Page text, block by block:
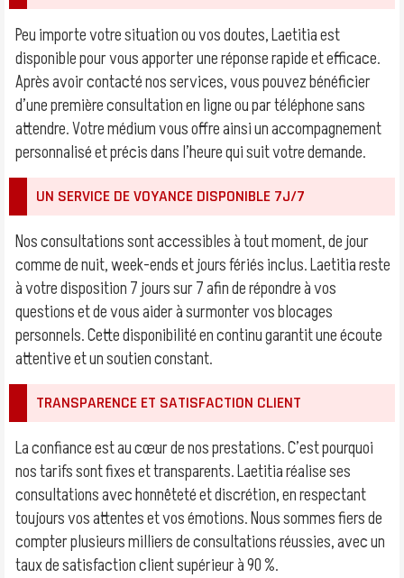
Peu importe votre situation ou vos doutes, Laetitia est
disponible pour vous apporter une réponse rapide et efficace.
Après avoir contacté nos services, vous pouvez bénéficier
d’une première consultation en ligne ou par téléphone sans
attendre. Votre médium vous offre ainsi un accompagnement
personnalisé et précis dans l’heure qui suit votre demande.
UN SERVICE DE VOYANCE DISPONIBLE 7J/7
Nos consultations sont accessibles à tout moment, de jour
comme de nuit, week-ends et jours fériés inclus. Laetitia reste
à votre disposition 7 jours sur 7 afin de répondre à vos
questions et de vous aider à surmonter vos blocages
personnels. Cette disponibilité en continu garantit une écoute
attentive et un soutien constant.
TRANSPARENCE ET SATISFACTION CLIENT
La confiance est au cœur de nos prestations. C’est pourquoi
nos tarifs sont fixes et transparents. Laetitia réalise ses
consultations avec honnêteté et discrétion, en respectant
toujours vos attentes et vos émotions. Nous sommes fiers de
compter plusieurs milliers de consultations réussies, avec un
taux de satisfaction client supérieur à 90 %.